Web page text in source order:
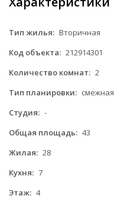
Тип жилья: Вторичная
Код объекта: 212914301
Количество комнат: 2
Тип планировки: смежная
Студия: -
Общая площадь: 43
Жилая: 28
Кухня: 7
Этаж: 4